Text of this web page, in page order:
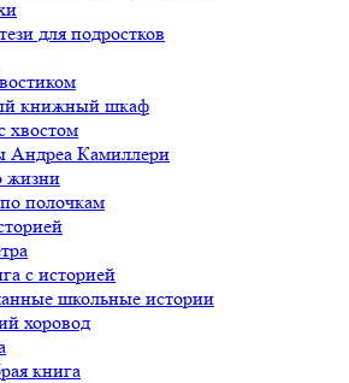
для подростков
книжный шкаф
хвостом
Андреа Камиллери
жизни
полочкам
с историей
школьные истории
хоровод
книга